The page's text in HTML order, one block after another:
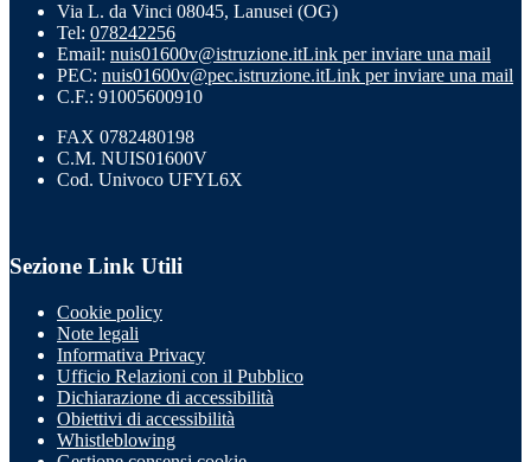
Via L. da Vinci 08045, Lanusei (OG)
Tel: 078242256
Email: nuis01600v@istruzione.itLink per inviare una mail
PEC: nuis01600v@pec.istruzione.itLink per inviare una mail
C.F.: 91005600910
FAX 0782480198
C.M. NUIS01600V
Cod. Univoco UFYL6X
Sezione Link Utili
Cookie policy
Note legali
Informativa Privacy
Ufficio Relazioni con il Pubblico
Dichiarazione di accessibilità
Obiettivi di accessibilità
Whistleblowing